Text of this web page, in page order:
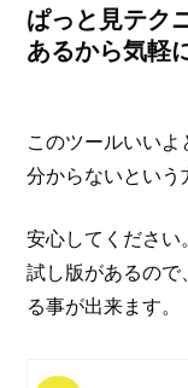
ぱっと見テク
あるから気軽
このツールいい
分からないという
安心してくださ
試し版があるの
る事が出来ます。